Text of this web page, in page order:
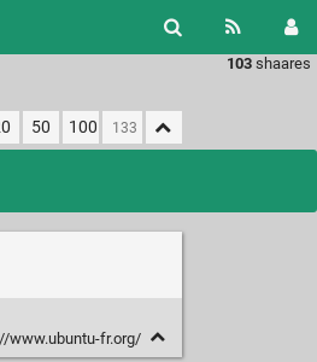
103 shaares
50 100
www.ubuntu-fr.org/